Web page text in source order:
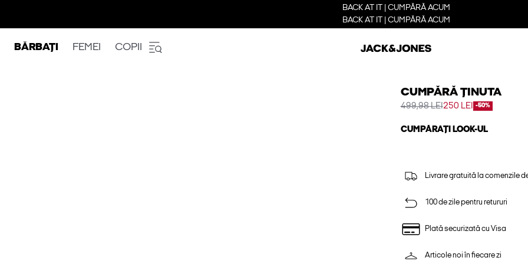
BACK AT IT | CUMPĂRĂ ACUM
BACK AT IT | CUMPĂRĂ ACUM
BĂRBAȚI FEMEI COPII
CUMPĂRĂ ȚINUTA
499,98 LEI250 LEI -50%
CUMPĂRAȚI LOOK-UL
Livrare gratuită la comenzile
100 de zile pentru retururi
Plată securizată cu Visa
Articole noi în fiecare zi